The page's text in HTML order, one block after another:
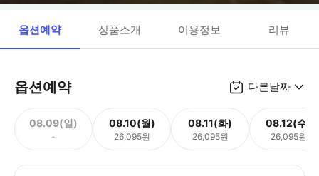
옵션예약 상품소개 이용정보 리뷰
옵션예약 다른날짜
08.09(일)
-
08.10(월)
26,095원
08.11(화)
26,095원
08.12(수)
26,095원